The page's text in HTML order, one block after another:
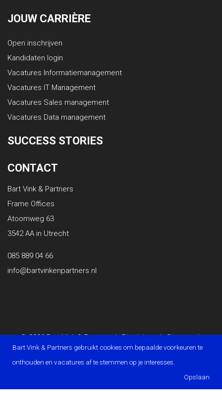
JOUW CARRIÈRE
Open inschrijven
Kandidaten login
Vacatures Informatiemanagement
Vacatures IT Management
Vacatures Sales management
Vacatures Data management
SUCCESS STORIES
CONTACT
Bart Vink & Partners
Frame Offices
Atoomweg 63
3542 AA in Utrecht
085 889 04 66
info@bartvinkenpartners.nl
© 2026 Bart Vink & Partners | Disclaimer | Sitemap |
Privacy Statement | Powered by OTYS
Bart Vink & Partners gebruikt cookies om bepaalde voorkeuren te
onthouden en vacatures af te stemmen op je interesses.